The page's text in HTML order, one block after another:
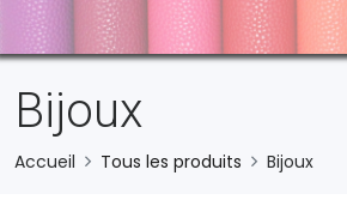
Bijoux
Accueil Tous les produits Bijoux